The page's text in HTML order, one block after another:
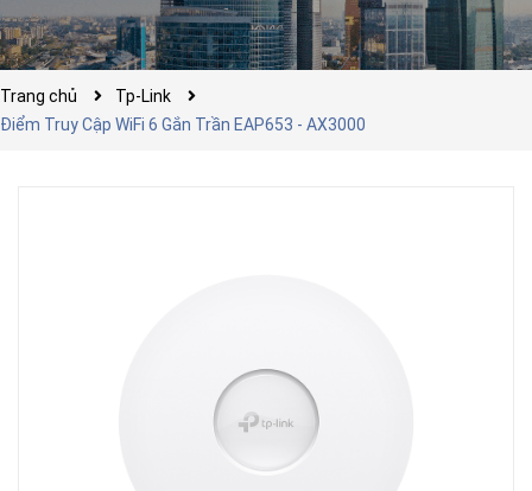
Trang chủ
Tp-Link
Điểm Truy Cập WiFi 6 Gắn Trần EAP653 - AX3000